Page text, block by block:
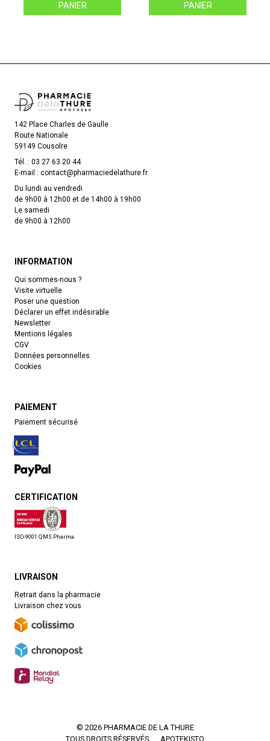
PANIER
PANIER
142 Place Charles de Gaulle
Route Nationale
59149 Cousolre
Tél. : 03 27 63 20 44
E-mail : contact@pharmaciedelathure.fr
Du lundi au vendredi
de 9h00 à 12h00 et de 14h00 à 19h00
Le samedi
de 9h00 à 12h00
INFORMATION
Qui sommes-nous ?
Visite virtuelle
Poser une question
Déclarer un effet indésirable
Newsletter
Mentions légales
CGV
Données personnelles
Cookies
PAIEMENT
Paiement sécurisé
CERTIFICATION
ISO-9001 QMS Pharma
LIVRAISON
Retrait dans la pharmacie
Livraison chez vous
© 2026 PHARMACIE DE LA THURE
TOUS DROITS RÉSERVÉS
APOTEKISTO